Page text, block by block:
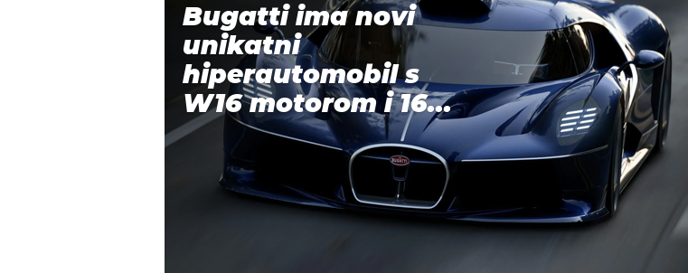
Bugatti ima novi
unikatni
hiperautomobil s
W16 motorom i 16...